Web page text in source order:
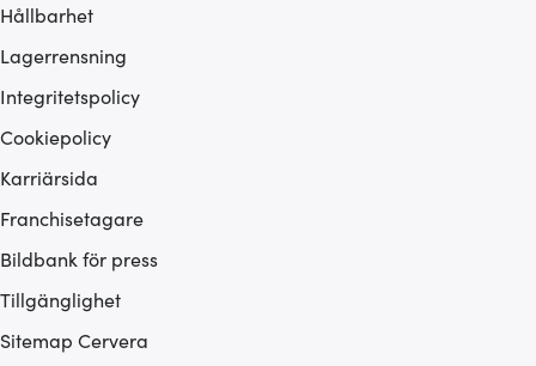
Hållbarhet
Lagerrensning
Integritetspolicy
Cookiepolicy
Karriärsida
Franchisetagare
Bildbank för press
Tillgänglighet
Sitemap Cervera